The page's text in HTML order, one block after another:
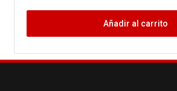
Añadir al carrito